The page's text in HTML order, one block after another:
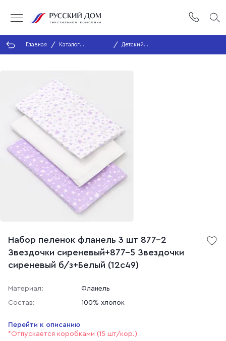
Главная
Каталог
продукции
Детский
ассортимент
Набор пеленок фланель 3 шт 877-2
Звездочки сиреневый+877-5 Звездочки
сиреневый б/з+Белый (12с49)
Материал:
Фланель
Состав:
100% хлопок
Перейти к описанию
*Отпускается коробками (15 шт/кор.)